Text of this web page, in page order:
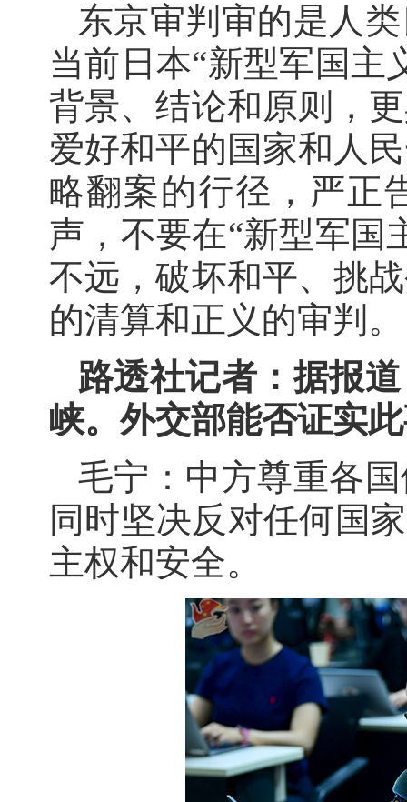
东京审判审的是人
当前日本“新型军国主
背景、结论和原则，
爱好和平的国家和人
略翻案的行径，严正
声，不要在“新型军国
不远，破坏和平、挑
的清算和正义的审判。
路透社记者：据报
峡。外交部能否证实
毛宁：中方尊重各
同时坚决反对任何国
主权和安全。